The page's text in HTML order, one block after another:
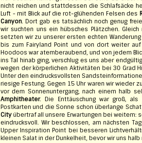
nicht reichen und stattdessen die Schlafsäcke
Luft - mit Blick auf die rot-glühenden Felsen des
Canyon. Dort gab es tatsächlich noch genug
wir suchten uns ein hübsches Plätzchen.
setzten wir zu unserer ersten echten
bis zum Fairyland Point und von dort weiter
Hoodoos war atemberaubend, und von jedem
ins Tal hinab ging, verschlug es uns aber
wegen der körperlichen Aktivitäten bei 30 Grad
Unter den eindrucksvollsten
riesige Festung. Gegen 15 Uhr waren wir wieder
vor dem Sonnenuntergang, nach einem halb
Amphitheater. Die Enttäuschung war groß,
Postkarten und die Sonne schon überlange
Cityübertraf all unsere Erwartungen bei weitem:
eindrucksvoll. Wir beschlossen, am nächsten
Upper Inspiration Point bei besseren
kleinen Salat in der Dunkelheit, bevor wir uns